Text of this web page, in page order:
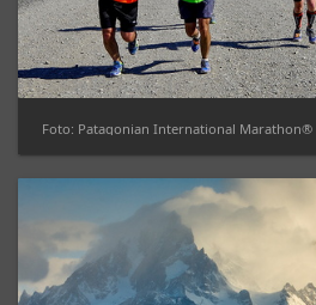
Foto: Patagonian International Marathon®